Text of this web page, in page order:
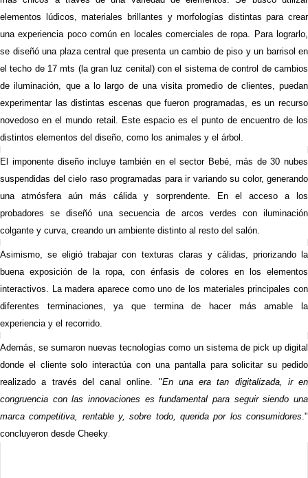
elementos lúdicos, materiales brillantes y morfologías distintas para crear
una experiencia poco común en locales comerciales de ropa. Para lograrlo,
se diseñó una plaza central que presenta un cambio de piso y un barrisol en
el techo de 17 mts (la gran luz cenital) con el sistema de control de cambios
de iluminación, que a lo largo de una visita promedio de clientes, puedan
experimentar las distintas escenas que fueron programadas, es un recurso
novedoso en el mundo retail. Este espacio es el punto de encuentro de los
distintos elementos del diseño, como los animales y el árbol.
El imponente diseño incluye también en el sector Bebé, más de 30 nubes
suspendidas del cielo raso programadas para ir variando su color, generando
una atmósfera aún más cálida y sorprendente. En el acceso a los
probadores se diseñó una secuencia de arcos verdes con iluminación
colgante y curva, creando un ambiente distinto al resto del salón.
Asimismo, se eligió trabajar con texturas claras y cálidas, priorizando la
buena exposición de la ropa, con énfasis de colores en los elementos
interactivos. La madera aparece como uno de los materiales principales con
diferentes terminaciones, ya que termina de hacer más amable la
experiencia y el recorrido.
Además, se sumaron nuevas tecnologías como un sistema de pick up digital
donde el cliente solo interactúa con una pantalla para solicitar su pedido
realizado a través del canal online. "En una era tan digitalizada, ir en
congruencia con las innovaciones es fundamental para seguir siendo una
marca competitiva, rentable y, sobre todo, querida por los consumidores."
concluyeron desde Cheeky